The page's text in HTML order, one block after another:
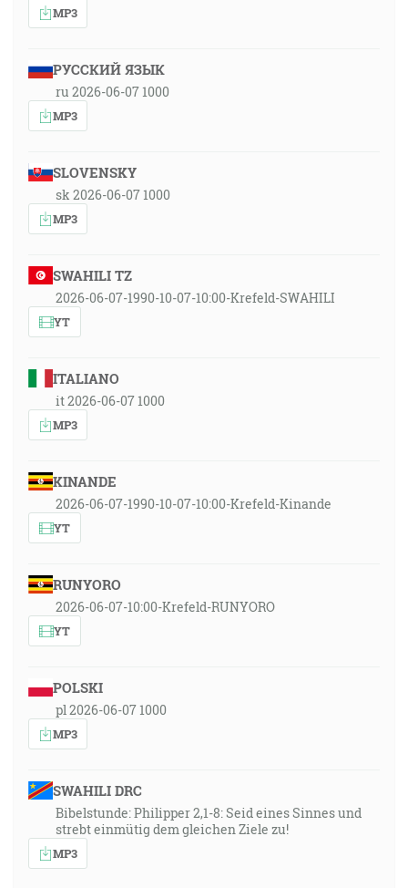
MP3
РУССКИЙ ЯЗЫК
ru 2026-06-07 1000
MP3
SLOVENSKY
sk 2026-06-07 1000
MP3
SWAHILI TZ
2026-06-07-1990-10-07-10:00-Krefeld-SWAHILI
YT
ITALIANO
it 2026-06-07 1000
MP3
KINANDE
2026-06-07-1990-10-07-10:00-Krefeld-Kinande
YT
RUNYORO
2026-06-07-10:00-Krefeld-RUNYORO
YT
POLSKI
pl 2026-06-07 1000
MP3
SWAHILI DRC
Bibelstunde: Philipper 2,1-8: Seid eines Sinnes und
strebt einmütig dem gleichen Ziele zu!
MP3